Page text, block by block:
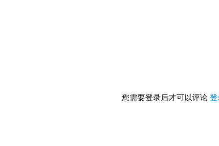
您需要登录后才可以评论 登